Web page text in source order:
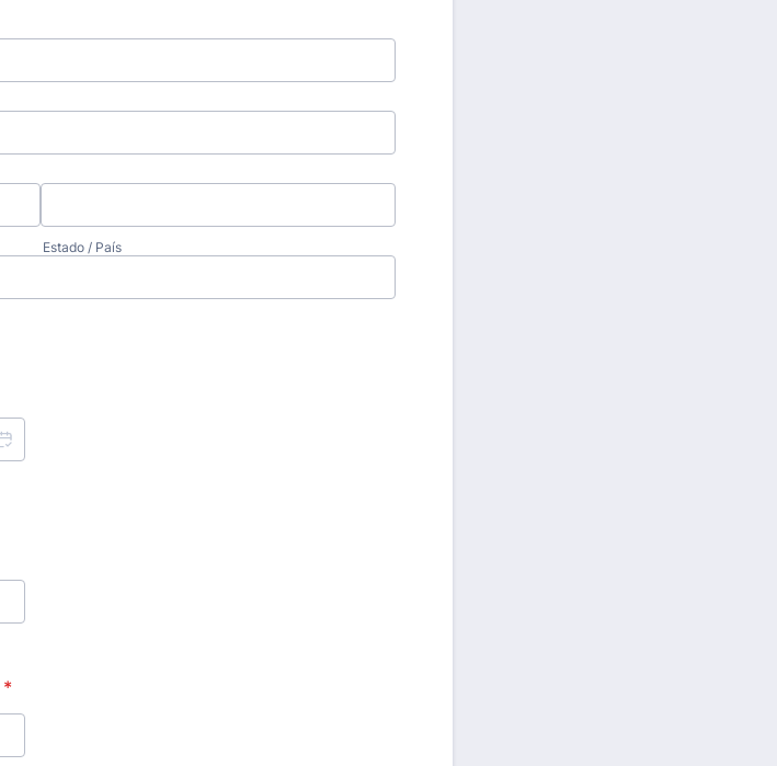
Estado / País
*